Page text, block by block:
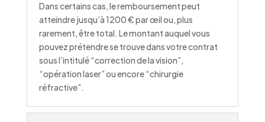
Dans certains cas, le remboursement peut
atteindre jusqu’à 1200 € par œil ou, plus
rarement, être total. Le montant auquel vous
pouvez prétendre se trouve dans votre contrat
sous l’intitulé “correction de la vision”,
“opération laser” ou encore “chirurgie
réfractive”.